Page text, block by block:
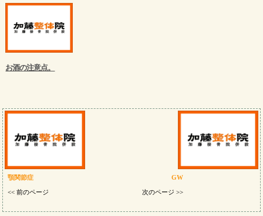
お酒の注意点。
顎関節症
<< 前のページ
GW
次のページ >>